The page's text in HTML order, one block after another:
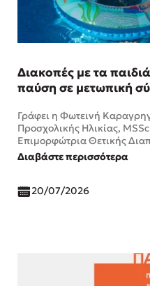
Διακοπές με τα
παύση σε μετωπική
Γράφει η Φωτεινή
Προσχολικής Ηλικίας,
Επιμορφώτρια Θετικής
Διαβάστε περισσότερα
20/07/2026